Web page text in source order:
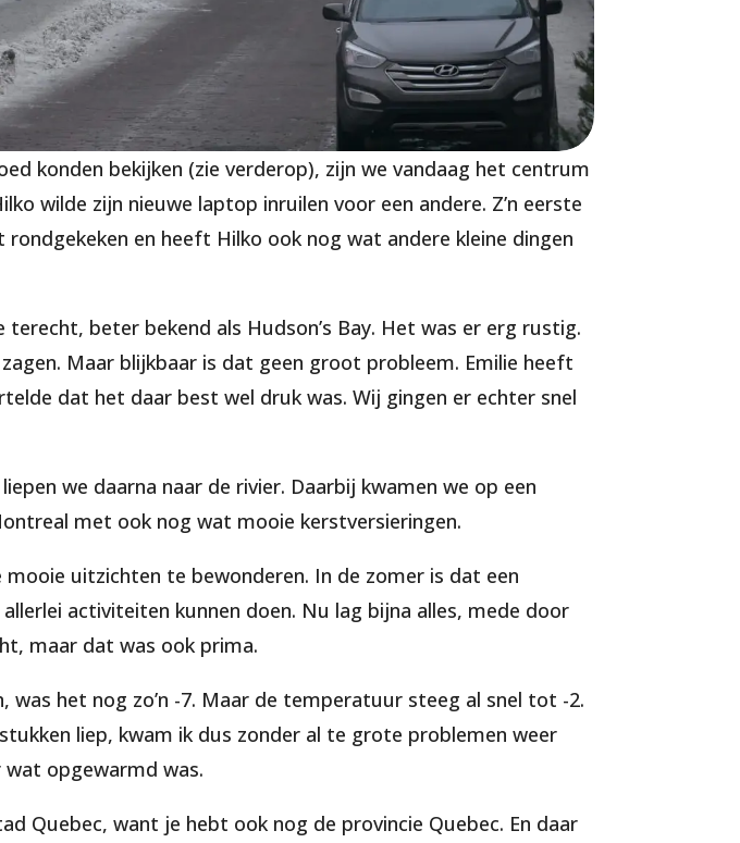
konden bekijken (zie verderop), zijn we vandaag het centrum
wilde zijn nieuwe laptop inruilen voor een andere. Z’n eerste
en heeft Hilko ook nog wat andere kleine dingen
beter bekend als Hudson’s Bay. Het was er erg rustig.
Maar blijkbaar is dat geen groot probleem. Emilie heeft
dat het daar best wel druk was. Wij gingen er echter snel
we daarna naar de rivier. Daarbij kwamen we op een
met ook nog wat mooie kerstversieringen.
uitzichten te bewonderen. In de zomer is dat een
activiteiten kunnen doen. Nu lag bijna alles, mede door
maar dat was ook prima.
het nog zo’n -7. Maar de temperatuur steeg al snel tot -2.
liep, kwam ik dus zonder al te grote problemen weer
opgewarmd was.
Quebec, want je hebt ook nog de provincie Quebec. En daar